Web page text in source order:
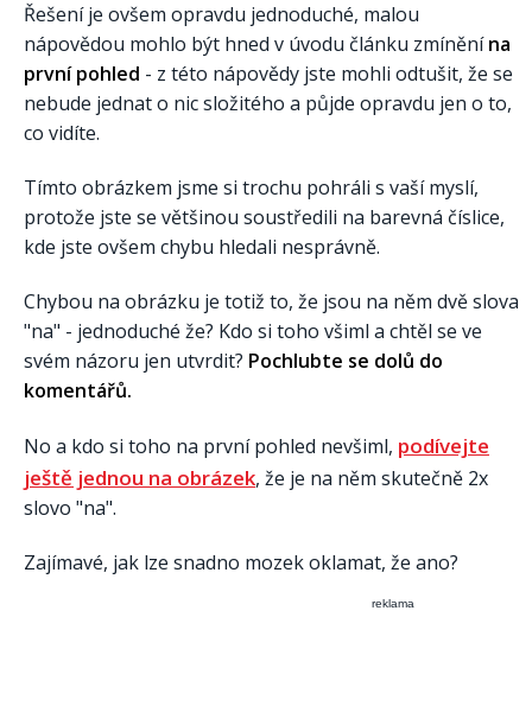
Řešení je ovšem opravdu jednoduché, malou
nápovědou mohlo být hned v úvodu článku zmíněnína
první pohled - z této nápovědy jste mohli odtušit, že se
nebude jednat o nic složitého a půjde opravdu jen o to,
co vidíte.
Tímto obrázkem jsme si trochu pohráli s vaší myslí,
protože jste se většinou soustředili na barevná číslice,
kde jste ovšem chybu hledali nesprávně.
Chybou na obrázku je totiž to, že jsou na něm dvě slova
"na" - jednoduché že? Kdo si toho všiml a chtěl se ve
svém názoru jen utvrdit? Pochlubte se dolů do
komentářů.
No a kdo si toho na první pohled nevšiml, podívejte
ještě jednou na obrázek, že je na něm skutečně 2x
slovo "na".
Zajímavé, jak lze snadno mozek oklamat, že ano?
reklama